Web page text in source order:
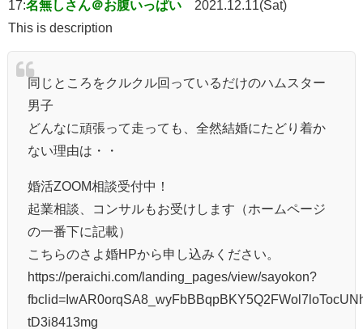
17:名無しさん＠お腹いっぱい
2021.12.11(Sat)
This is description
同じところをクルクル回っているだけのハムスター
男子
どんなに頑張って走っても、全然結婚にたどり着か
ない理由は・・
婚活ZOOM相談受付中！
起業相談、コンサルもお受けします（ホームページ
の一番下に記載）
こちらのさよ婚HPから申し込みください。
https://peraichi.com/landing_pages/view/sayokon?
tD3i8413mg